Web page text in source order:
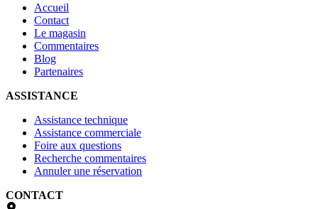
Accueil
Contact
Le magasin
Commentaires
Blog
Partenaires
ASSISTANCE
Assistance technique
Assistance commerciale
Foire aux questions
Recherche commentaires
Annuler une réservation
CONTACT